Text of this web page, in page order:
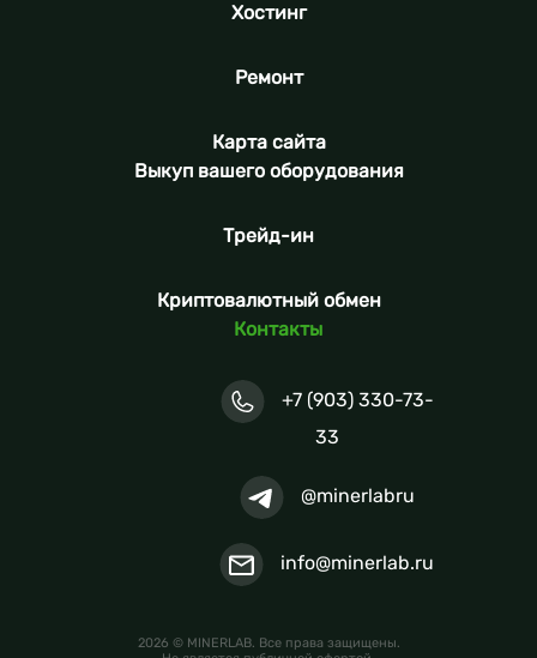
Хостинг
Ремонт
Карта сайта
Выкуп вашего оборудования
Трейд-ин
Криптовалютный обмен
Контакты
+7 (903) 330-73-
33
@minerlabru
info@minerlab.ru
2026 © MINERLAB. Все права защищены.